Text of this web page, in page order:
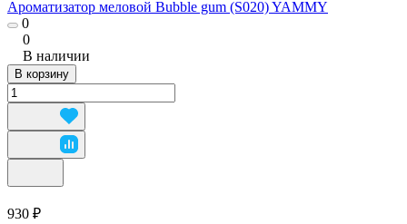
Ароматизатор меловой Bubble gum (S020) YAMMY
0
0
В наличии
В корзину
930 ₽